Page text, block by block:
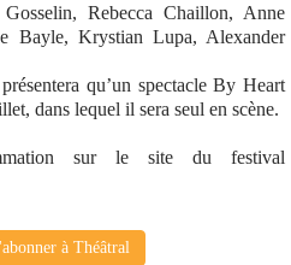
Rebecca Chaillon, Anne
Bayle, Krystian Lupa, Alexander
qu’un spectacle By Heart
dans lequel il sera seul en scène.
sur le site du festival
à Théâtral